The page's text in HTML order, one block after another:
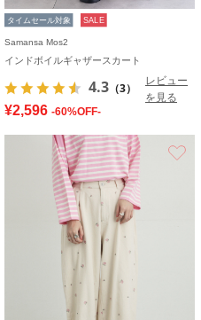
タイムセール対象 SALE
Samansa Mos2
インドボイルギャザースカート
4.3 （3）
レビュー
を見る
¥2,596 -60%OFF-